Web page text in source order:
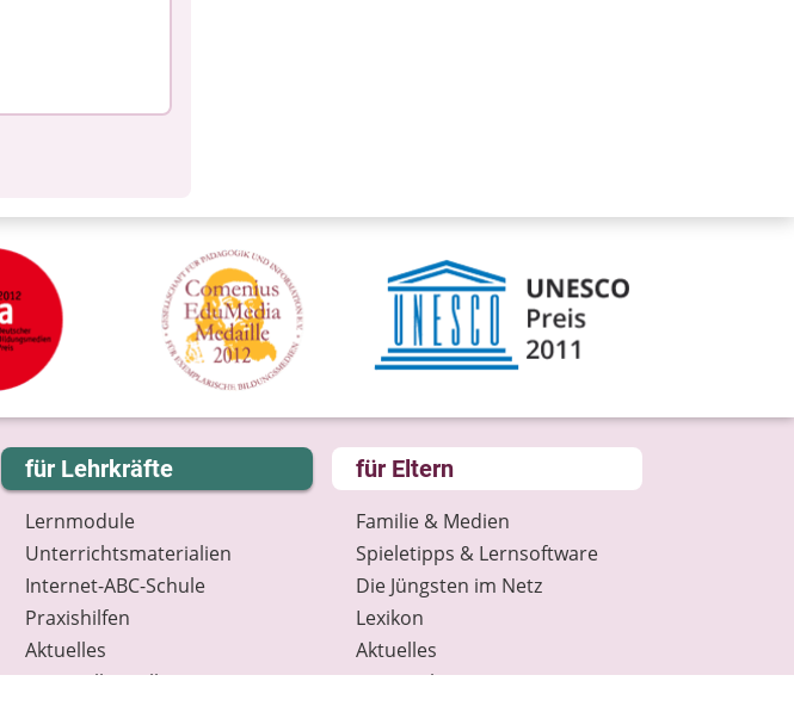
für Lehrkräfte
Lernmodule
Unterrichts­materialien
Internet-ABC-Schule
Praxishilfen
Aktuelles
Materialbestellung
für Eltern
Familie & Medien
Spieletipps & Lernsoftware
Die Jüngsten im Netz
Lexikon
Aktuelles
Datenschutz